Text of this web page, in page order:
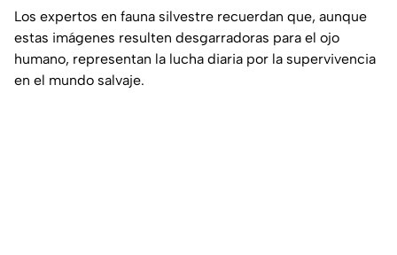
Los expertos en fauna silvestre recuerdan que, aunque
estas imágenes resulten desgarradoras para el ojo
humano, representan la lucha diaria por la supervivencia
en el mundo salvaje.